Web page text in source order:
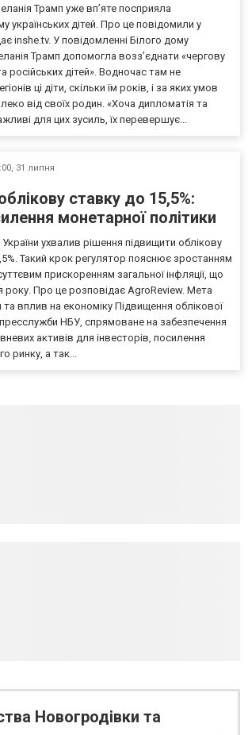
Трамп уже впʼяте посприяла
українських дітей. Про це повідомили у
inshe.tv. У повідомленні Білого дому
Трамп допомогла возз’єднати «чергову
російських дітей». Водночас там не
ці діти, скільки їм років, і за яких умов
від своїх родин. «Хоча дипломатія та
для цих зусиль, їх перевершує...
31 липня
ставку до 15,5%:
монетарної політики
ухвалив рішення підвищити облікову
Такий крок регулятор пояснює зростанням
прискоренням загальної інфляції, що
року. Про це розповідає AgroReview. Мета
вплив на економіку Підвищення облікової
НБУ, спрямоване на забезпечення
активів для інвесторів, посилення
ринку, а так...
Новогродівки та